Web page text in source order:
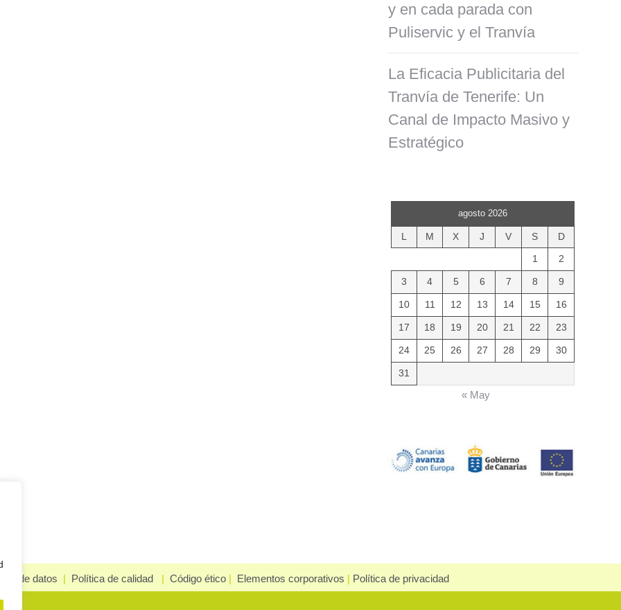
y en cada parada con
Puliservic y el Tranvía
La Eficacia Publicitaria del
Tranvía de Tenerife: Un
Canal de Impacto Masivo y
Estratégico
agosto 2026
L M X J V S D
1 2
3 4 5 6 7 8 9
10 11 12 13 14 15 16
17 18 19 20 21 22 23
24 25 26 27 28 29 30
31
« May
de datos | Política de calidad | Código ético | Elementos corporativos | Política de privacidad